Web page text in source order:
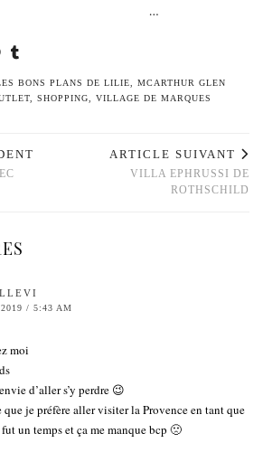
…
BONS PLANS DE LILIE, MCARTHUR GLEN
, SHOPPING, VILLAGE DE MARQUES
ARTICLE SUIVANT
VILLA EPHRUSSI DE
ROTHSCHILD
/ 5:43 AM
moi
d’aller s’y perdre 😉
je préfère aller visiter la Provence en tant que
un temps et ça me manque bcp 🙁